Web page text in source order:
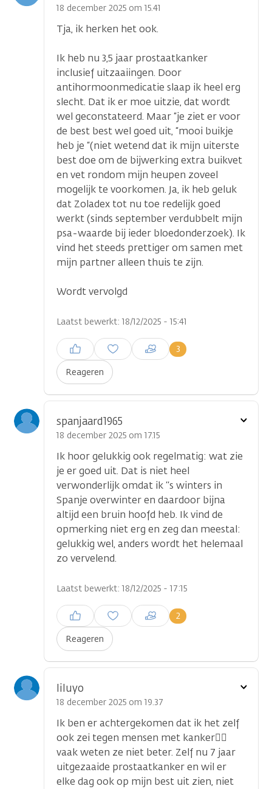
18 december 2025 om 15.41
Tja, ik herken het ook.
Ik heb nu 3,5 jaar prostaatkanker
inclusief uitzaaiingen. Door
antihormoonmedicatie slaap ik heel erg
slecht. Dat ik er moe uitzie, dat wordt
wel geconstateerd. Maar “je ziet er voor
de best best wel goed uit, “mooi buikje
heb je “(niet wetend dat ik mijn uiterste
best doe om de bijwerking extra buikvet
en vet rondom mijn heupen zoveel
mogelijk te voorkomen. Ja, ik heb geluk
dat Zoladex tot nu toe redelijk goed
werkt (sinds september verdubbelt mijn
psa-waarde bij ieder bloedonderzoek). Ik
vind het steeds prettiger om samen met
mijn partner alleen thuis te zijn.
Wordt vervolgd
Laatst bewerkt: 18/12/2025 - 15:41
Reageren
3
Inloggen om een reactie te
plaatsen
spanjaard1965
18 december 2025 om 17.15
Ik hoor gelukkig ook regelmatig: wat zie
je er goed uit. Dat is niet heel
verwonderlijk omdat ik ‘‘s winters in
Spanje overwinter en daardoor bijna
altijd een bruin hoofd heb. Ik vind de
opmerking niet erg en zeg dan meestal:
gelukkig wel, anders wordt het helemaal
zo vervelend.
Laatst bewerkt: 18/12/2025 - 17:15
Reageren
2
Inloggen om een reactie te
plaatsen
Toon
liluyo
18 december 2025 om 19.37
Ik ben er achtergekomen dat ik het zelf
ook zei tegen mensen met kanker🤷‍♂️
vaak weten ze niet beter. Zelf nu 7 jaar
uitgezaaide prostaatkanker en wil er
elke dag ook op mijn best uit zien, niet
Toon